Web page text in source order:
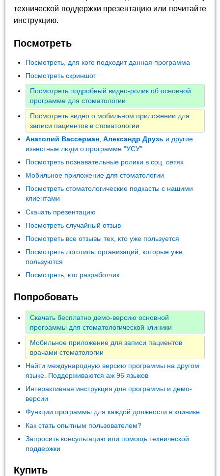
технической поддержки презентацию или почитайте
инструкцию.
Посмотреть
Посмотреть, для кого подходит данная программа
Посмотреть скриншот
Посмотреть подробный видео-ролик об основной
программе для стоматологии
Посмотреть видео о мобильном приложении для
записи пациентов в стоматологии
Анатолий Вассерман ,Александр Друзь и другие
известные люди о программе "УСУ"
Посмотреть познавательные ролики в соц. сетях
Мобильное приложение для стоматологии
Посмотреть стоматологические подкасты с нашими
клиентами
Скачать презентацию
Посмотреть случайный отзыв
Посмотреть все отзывы тех, кто уже пользуется
Посмотреть логотипы организаций, которые уже
пользуются
Посмотреть, кто разработчик
Попробовать
Скачать бесплатно демо-версию основной
программы для стоматологической клиники
Мобильное приложение для записи пациентов
врачами стоматологии
Найти международную версию программы на другом
языке. Поддерживаются аж 96 языков
Интерактивная инструкция для программы и демо-
версии
Функции программы для каждой должности в клинике
Как стать опытным пользователем?
Запросить консультацию или помощь технической
поддержки
Купить